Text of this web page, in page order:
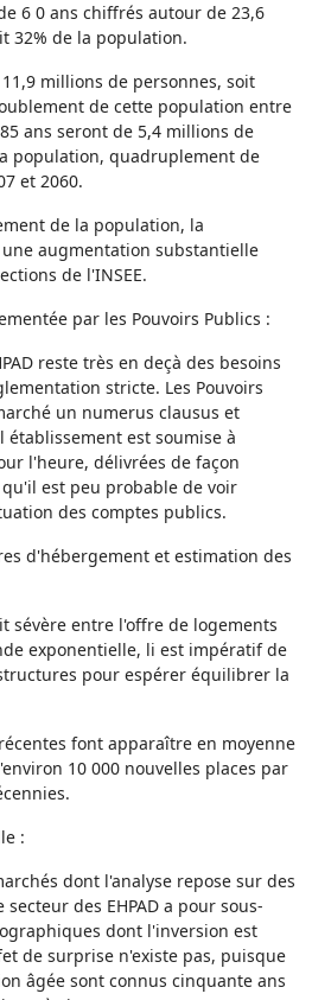
6 0 ans chiffrés autour de 23,6
32% de la population.
millions de personnes, soit
de cette population entre
ans seront de 5,4 millions de
population, quadruplement de
et 2060.
de la population, la
augmentation substantielle
de l'INSEE.
par les Pouvoirs Publics :
reste très en deçà des besoins
stricte. Les Pouvoirs
un numerus clausus et
est soumise à
l'heure, délivrées de façon
est peu probable de voir
des comptes publics.
d'hébergement et estimation des
sévère entre l'offre de logements
exponentielle, li est impératif de
pour espérer équilibrer la
font apparaître en moyenne
10 000 nouvelles places par
:
dont l'analyse repose sur des
des EHPAD a pour sous-
dont l'inversion est
de surprise n'existe pas, puisque
âgée sont connus cinquante ans